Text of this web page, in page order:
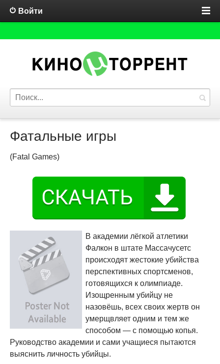
Войти
Фатальные игры
(Fatal Games)
В академии лёгкой атлетики
Фалкон в штате Массачусетс
происходят жестокие убийства
перспективных спортсменов,
готовящихся к олимпиаде.
Изощренным убийцу не
назовёшь, всех своих жертв он
умерщвляет одним и тем же
способом — с помощью копья.
Руководство академии и сами учащиеся пытаются
выяснить личность убийцы.